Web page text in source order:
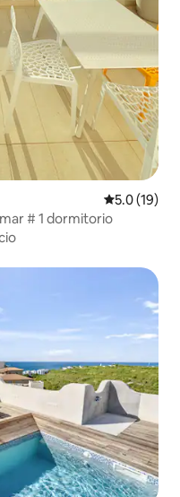
Calificación
5.0 (19)
# 1 dormitorio